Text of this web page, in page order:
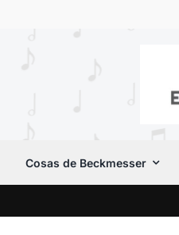
Cosas de Beckmesser